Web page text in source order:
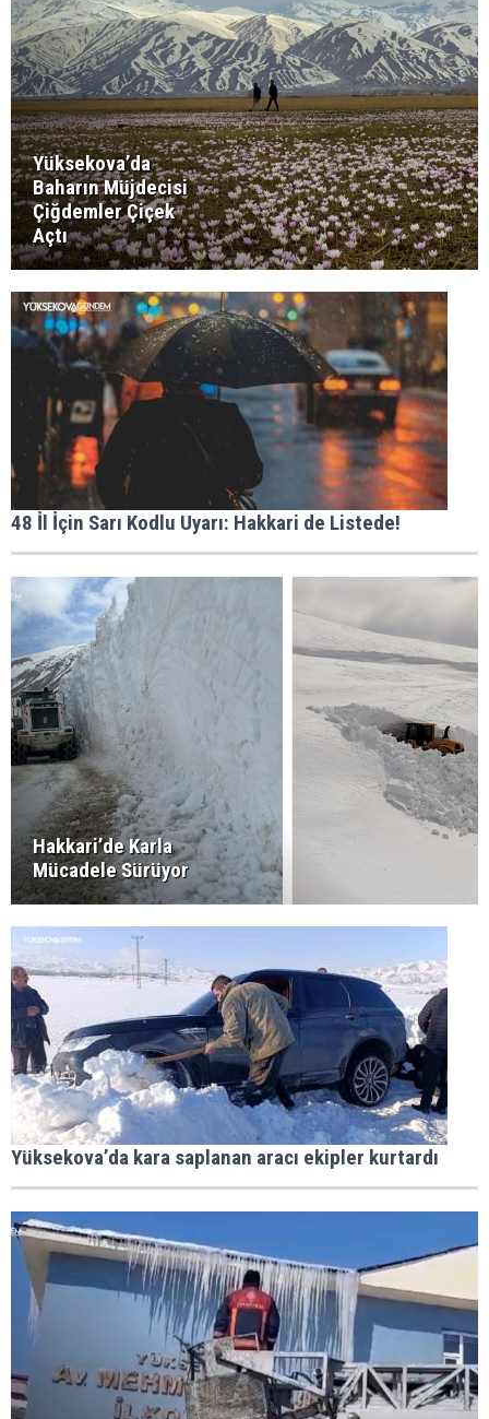
Yüksekova’da
Baharın Müjdecisi
Çiğdemler Çiçek
Açtı
48 İl İçin Sarı Kodlu Uyarı: Hakkari de Listede!
Hakkari’de Karla
Mücadele Sürüyor
Yüksekova’da kara saplanan aracı ekipler kurtardı